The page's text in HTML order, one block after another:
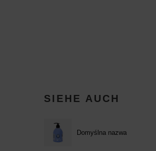
SIEHE AUCH
Domyślna nazwa